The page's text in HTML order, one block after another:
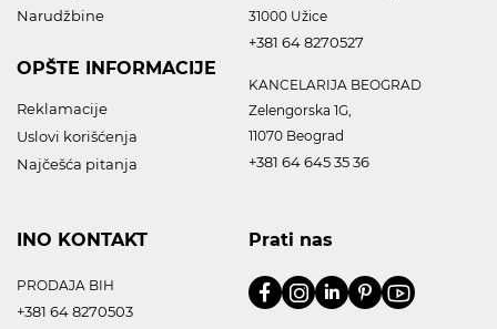
Narudžbine
OPŠTE INFORMACIJE
Reklamacije
Uslovi korišćenja
Najčešća pitanja
31000 Užice
+381 64 8270527
KANCELARIJA BEOGRAD
Zelengorska 1G,
11070 Beograd
+381 64 645 35 36
INO KONTAKT
PRODAJA BIH
+381 64 8270503
Prati nas